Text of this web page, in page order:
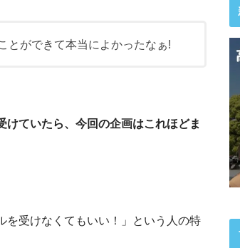
とができて本当によかったなぁ!
ていたら、今回の企画はこれほどま
を受けなくてもいい！」という人の特